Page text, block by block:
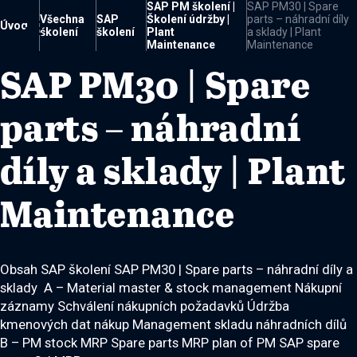

Úvod
Všechna
školení
SAP
školení
SAP PM školení |
Školení údržby |
Plant
Maintenance
SAP PM30 | Spare
parts – náhradní díly
a sklady | Plant
Maintenance
SAP PM30 | Spare
parts – náhradní
díly a sklady | Plant
Maintenance
Obsah SAP školení SAP PM30 | Spare parts – náhradní díly a
sklady A – Material master & stock management Nákupní
záznamy Schválení nákupních požadavků Údržba
kmenových dat nákup Management skladu náhradních dílů
B – PM stock MRP Spare parts MRP plan of PM SAP spare